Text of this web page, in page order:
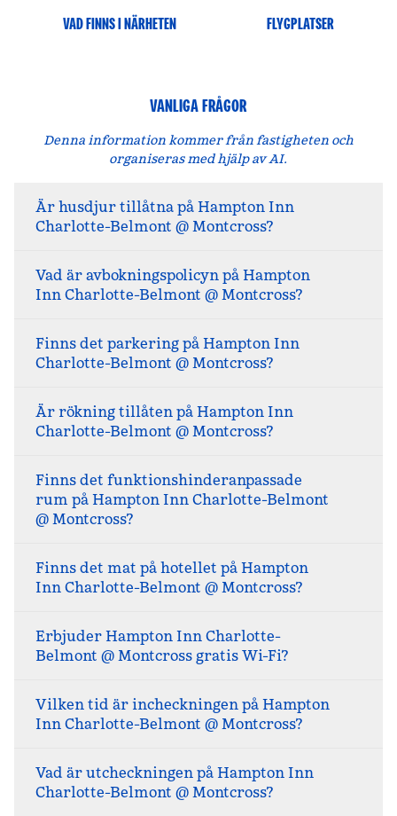
VAD FINNS I NÄRHETEN FLYGPLATSER
VANLIGA FRÅGOR
Denna information kommer från fastigheten och
organiseras med hjälp av AI.
Är husdjur tillåtna på Hampton Inn
Charlotte-Belmont @ Montcross?
Vad är avbokningspolicyn på Hampton
Inn Charlotte-Belmont @ Montcross?
Finns det parkering på Hampton Inn
Charlotte-Belmont @ Montcross?
Är rökning tillåten på Hampton Inn
Charlotte-Belmont @ Montcross?
Finns det funktionshinderanpassade
rum på Hampton Inn Charlotte-Belmont
@ Montcross?
Finns det mat på hotellet på Hampton
Inn Charlotte-Belmont @ Montcross?
Erbjuder Hampton Inn Charlotte-
Belmont @ Montcross gratis Wi-Fi?
Vilken tid är incheckningen på Hampton
Inn Charlotte-Belmont @ Montcross?
Vad är utcheckningen på Hampton Inn
Charlotte-Belmont @ Montcross?